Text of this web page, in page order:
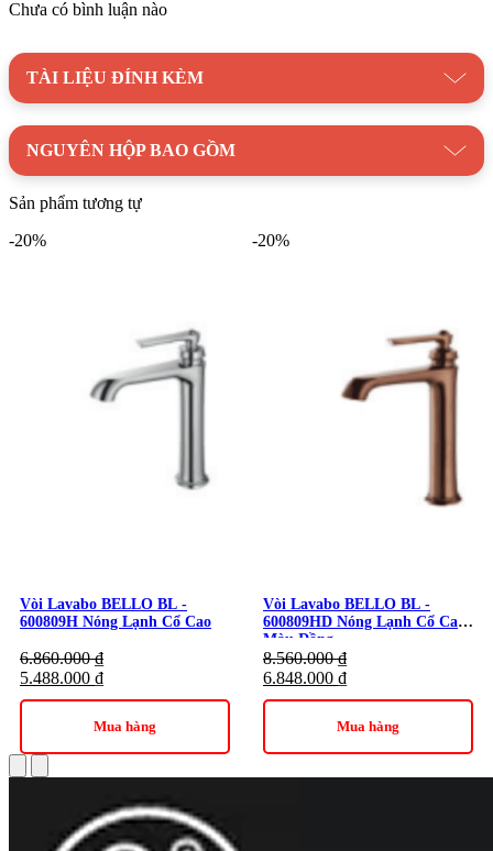
chống bám bẩn và dễ dàng vệ sinh.
khó chịu.
Dễ Dàng Lắp Đặt:Lắp đặt đơn giản, nhanh chóng, phù
hợp với mọi vị trí chậu rửa.
Kim Quốc Tiếntin rằngVòi Lavabo BELLO BL-700902S
Nóng Lạnh Thấp
Thiết bị vệ sinh BELLO
Chưa có bình luận nào
TÀI LIỆU ĐÍNH KÈM
NGUYÊN HỘP BAO GỒM
Sản phẩm tương tự
-20%
Vòi Lavabo BELLO BL -
600809H Nóng Lạnh Cổ Cao
6.860.000₫
5.488.000 ₫
Mua hàng
-20%
Vòi Lavabo BELLO BL -
600809HD Nóng Lạnh Cổ Cao
Màu Đồng
8.560.000₫
6.848.000 ₫
Mua hàng